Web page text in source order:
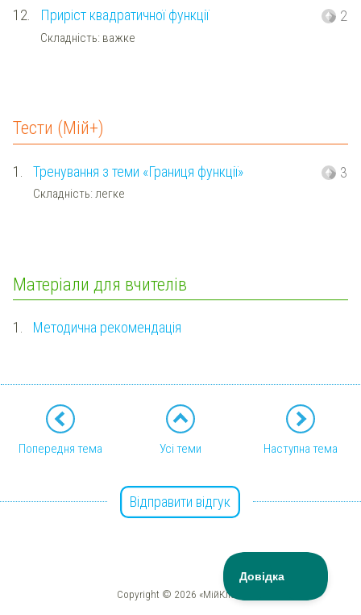
12. Приріст квадратичної функції
Складність: важке
2
Тести (Мій+)
1. Тренування з теми «Границя функції»
Складність: легке
3
Матеріали для вчителів
1. Методична рекомендація
Попередня тема Усі теми Наступна тема
Відправити відгук
Copyright © 2026 «МійКлас»